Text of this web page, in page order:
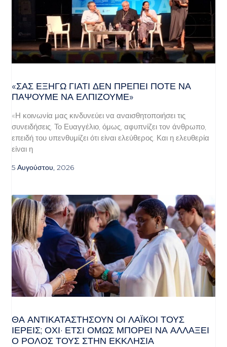
«ΣΑΣ ΕΞΗΓΏ ΓΙΑΤΊ ΔΕΝ ΠΡΈΠΕΙ ΠΟΤΈ ΝΑ
ΠΆΨΟΥΜΕ ΝΑ ΕΛΠΊΖΟΥΜΕ»
«Η κοινωνία μας κινδυνεύει να αναισθητοποιήσει τις
συνειδήσεις. Το Ευαγγέλιο, όμως, αφυπνίζει τον άνθρωπο,
επειδή του υπενθυμίζει ότι είναι ελεύθερος. Και η ελευθερία
είναι η
5 Αυγούστου, 2026
ΘΑ ΑΝΤΙΚΑΤΑΣΤΉΣΟΥΝ ΟΙ ΛΑΪΚΟΊ ΤΟΥΣ
ΙΕΡΕΊΣ; ΌΧΙ· ΈΤΣΙ ΌΜΩΣ ΜΠΟΡΕΊ ΝΑ ΑΛΛΆΞΕΙ
Ο ΡΌΛΟΣ ΤΟΥΣ ΣΤΗΝ ΕΚΚΛΗΣΊΑ